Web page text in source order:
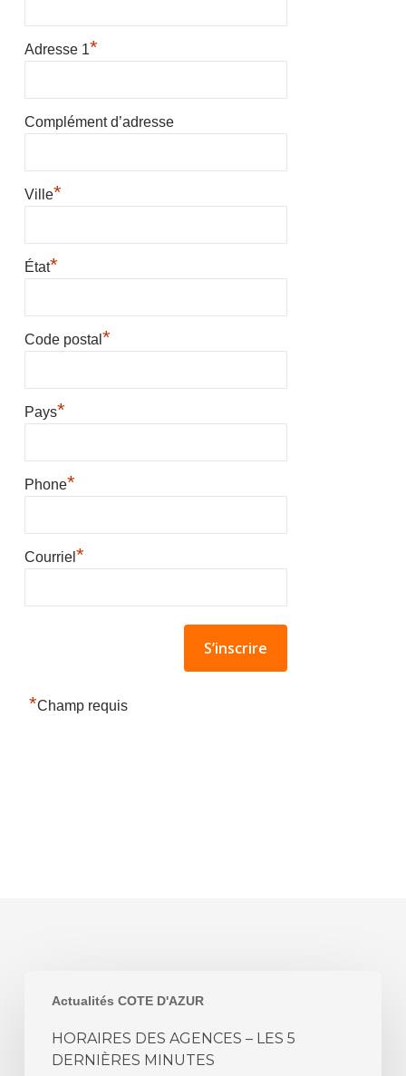
Adresse 1*
Complément d’adresse
Ville*
État*
Code postal *
Pays*
Phone*
Courriel *
*Champ requis
Actualités COTE D'AZUR
HORAIRES DES AGENCES – LES 5
DERNIÈRES MINUTES